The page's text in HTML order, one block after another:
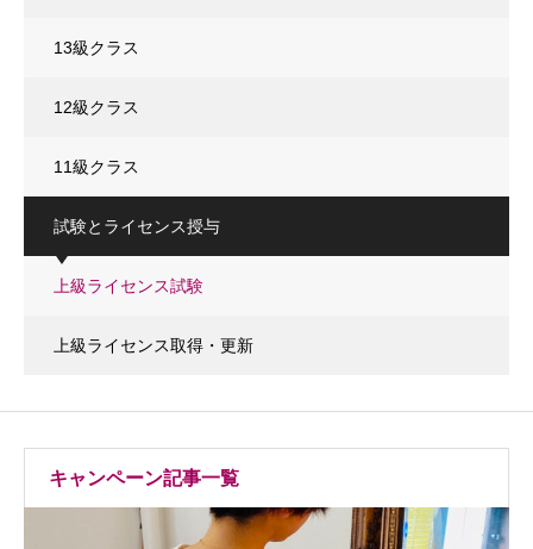
13級クラス
12級クラス
11級クラス
試験とライセンス授与
上級ライセンス試験
上級ライセンス取得・更新
キャンペーン記事一覧